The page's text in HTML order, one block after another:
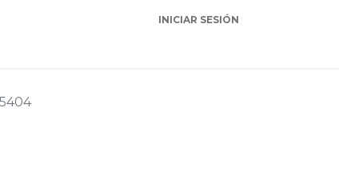
INICIAR SESIÓN